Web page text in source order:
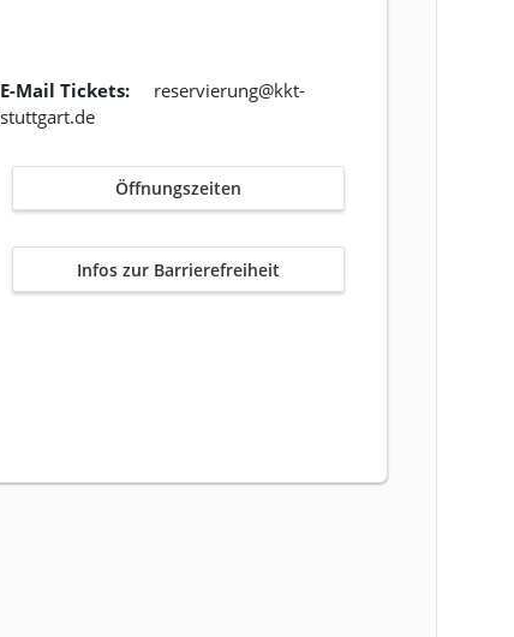
E-Mail Tickets: reservierung@kkt-
stuttgart.de
Öffnungszeiten
Infos zur Barrierefreiheit